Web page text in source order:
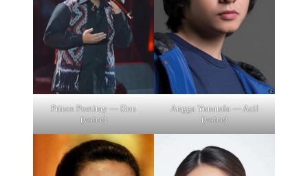
Prince Poetiray — Don
(voice)
Angga Yunanda — Acil
(voice)